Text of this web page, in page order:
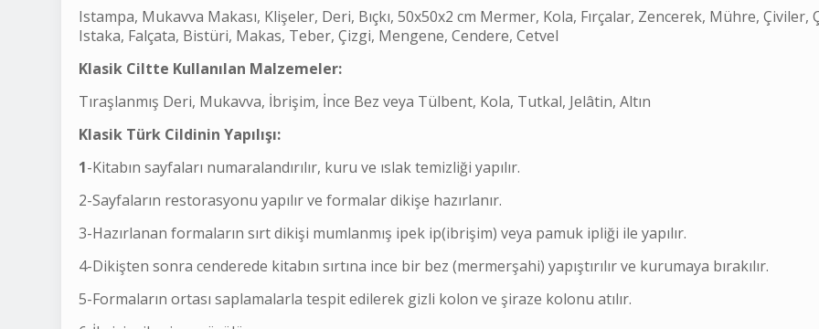
Istampa, Mukavva Makası, Klişeler, Deri, Bıçkı, 50x50x2 cm Mermer, Kola, Fırçalar, Zencerek, Mühre, Çiviler,
Istaka, Falçata, Bistüri, Makas, Teber, Çizgi, Mengene, Cendere, Cetvel
Klasik Ciltte Kullanılan Malzemeler:
Tıraşlanmış Deri, Mukavva, İbrişim, İnce Bez veya Tülbent, Kola, Tutkal, Jelâtin, Altın
Klasik Türk Cildinin Yapılışı:
1-Kitabın sayfaları numaralandırılır, kuru ve ıslak temizliği yapılır.
2-Sayfaların restorasyonu yapılır ve formalar dikişe hazırlanır.
3-Hazırlanan formaların sırt dikişi mumlanmış ipek ip(ibrişim) veya pamuk ipliği ile yapılır.
4-Dikişten sonra cenderede kitabın sırtına ince bir bez (mermerşahi) yapıştırılır ve kurumaya bırakılır.
5-Formaların ortası saplamalarla tespit edilerek gizli kolon ve şiraze kolonu atılır.